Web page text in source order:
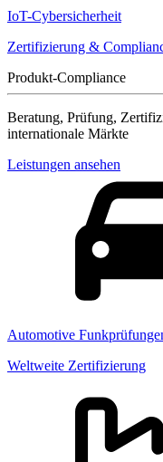
IoT-Cybersicherheit
Zertifizierung &
Produkt-Compliance
Beratung, Prüfung,
internationale Märkte
Leistungen ansehen
Automotive
Weltweite Zertifizierung